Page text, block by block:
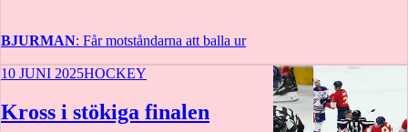
BJURMAN: Får motståndarna att balla ur
10 JUNI 2025HOCKEY
Kross i stökiga finalen